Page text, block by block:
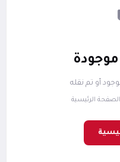
أو تم نقله
الرئيسية